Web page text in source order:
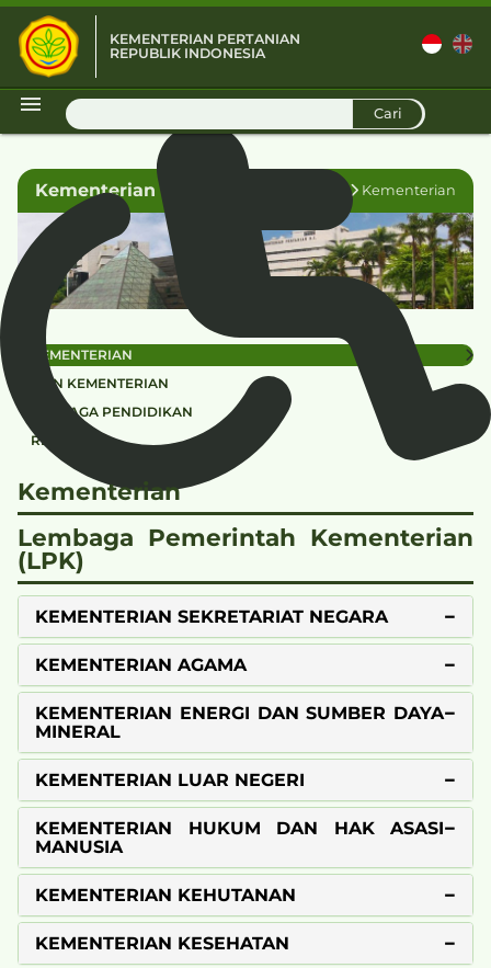
KEMENTERIAN PERTANIAN
REPUBLIK INDONESIA
Cari
D
Kementerian Direktori Kementerian
KEMENTERIAN
NON KEMENTERIAN
LEMBAGA PENDIDIKAN
REGULASI
Kementerian
Lembaga Pemerintah Kementerian
(LPK)
KEMENTERIAN SEKRETARIAT NEGARA
KEMENTERIAN AGAMA
KEMENTERIAN ENERGI DAN SUMBER DAYA
MINERAL
KEMENTERIAN LUAR NEGERI
KEMENTERIAN HUKUM DAN HAK ASASI
MANUSIA
KEMENTERIAN KEHUTANAN
KEMENTERIAN KESEHATAN